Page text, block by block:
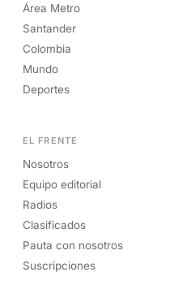
Área Metro
Santander
Colombia
Mundo
Deportes
EL FRENTE
Nosotros
Equipo editorial
Radios
Clasificados
Pauta con nosotros
Suscripciones